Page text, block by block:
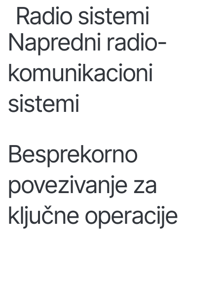
Napredni radio-
komunikacioni
sistemi
Radio sistemi
Besprekorno
povezivanje za
ključne operacije